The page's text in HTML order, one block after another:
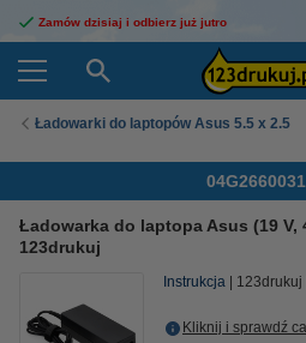
Zamów dzisiaj i odbierz już jutro
Ładowarki do laptopów Asus 5.5 x 2.5
Ładowarka do laptopa Asus (19 V,
123drukuj
Instrukcja 123drukuj
Kliknij i sprawdź